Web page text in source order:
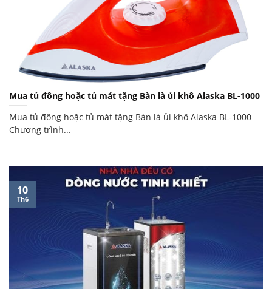
Mua tủ đông hoặc tủ mát tặng Bàn là ủi khô Alaska BL-1000
Mua tủ đông hoặc tủ mát tặng Bàn là ủi khô Alaska BL-1000
Chương trình...
10
Th6